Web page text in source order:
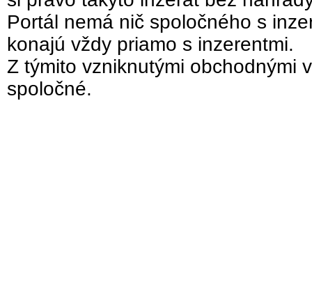
Portál nemá nič spoločného s
konajú vždy priamo s inzerentmi.
Z týmito vzniknutými obchodnými
spoločné.